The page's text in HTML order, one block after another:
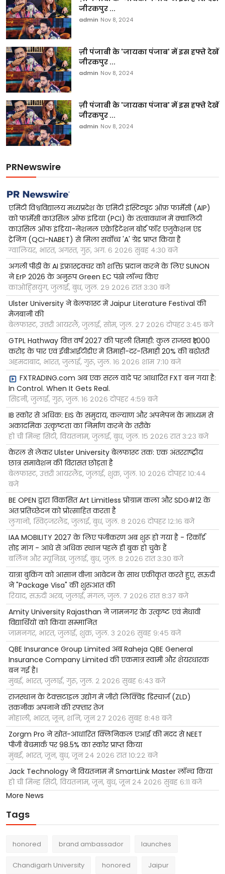
जीरकपुर ...
admin Nov 8, 2024
ज़ी पंजाबी के 'जायका पंजाब' में इस हफ्ते देखें
जीरकपुर ...
admin Nov 8, 2024
ज़ी पंजाबी के 'जायका पंजाब' में इस हफ्ते देखें
जीरकपुर ...
admin Nov 8, 2024
PRNewswire
एमिटी विश्वविद्यालय मध्यप्रदेश के एमिटी इंस्टिट्यूट ऑफ़ फार्मेसी (AIP)
को फार्मेसी काउंसिल ऑफ इंडिया (PCI) के तत्वावधान में क़्वालिटी
काउंसिल ऑफ इंडिया-नेशनल एक्रेडिटेशन बोर्ड फॉर एजुकेशन एंड
ट्रेनिंग (QCI-NABET) से मिला सर्वोच्च 'A' ग्रेड प्राप्त किया है
ग्वालियर, भारत, अगस्त, गुरू, अग. ६ २०२६ सुबह ४:३० बजे
अगली पीढ़ी के AI इंफ्रास्ट्रक्चर को शक्ति प्रदान करने के लिए SUNON
ने ErP 2026 के अनुरूप Green EC पंखे लॉन्च किए
काओह्सियुंग, जुलाई, बुध, जुल. २९ २०२६ रात ३:३० बजे
Ulster University ने बेलफास्ट में Jaipur Literature Festival की
मेजबानी की
बेलफास्ट, उत्तरी आयरलैं, जुलाई, सोम, जुल. २७ २०२६ दोपहर ३:४५ बजे
GTPL Hathway वित्त वर्ष 2027 की पहली तिमाही: कुल राजस्व ₹1,000
करोड़ के पार एवं ईबीआईटीडीए में तिमाही-दर-तिमाही 20% की बढ़ोतरी
अहमदाबाद, भारत, जुलाई, गुरू, जुल. १६ २०२६ शाम ७:१० बजे
FXTRADING.com अब एक सरल वादे पर आधारित FXT बन गया है:
In Control. When It Gets Real.
सिडनी, जुलाई, गुरू, जुल. १६ २०२६ दोपहर ४:५९ बजे
IB स्कोर से अधिक: EIS के समुदाय, कल्याण और अपनेपन के माध्यम से
अकादमिक उत्कृष्टता का निर्माण करने के तरीके
हो ची मिन्ह सिटी, वियतनाम, जुलाई, बुध, जुल. १५ २०२६ रात ३:२३ बजे
केरल से लेकर Ulster University बेलफास्ट तक: एक अंतरराष्ट्रीय
छात्र समावेशन की विरासत छोड़ता है
बेलफास्ट, उत्तरी आयरलैंड, जुलाई, शुक्र, जुल. १० २०२६ दोपहर १०:४४
बजे
BE OPEN द्वारा विकसित Art Limitless प्रोग्राम कला और SDG#12 के
अंतःप्रतिच्छेदन को प्रोत्साहित करता है
लुगानो, स्विट्जरलैंड, जुलाई, बुध, जुल. ८ २०२६ दोपहर १२:१६ बजे
IAA MOBILITY 2027 के लिए पंजीकरण अब शुरू हो गया है - रिकॉर्ड
तोड़ मांग - आधे से अधिक स्थान पहले ही बुक हो चुके हैं
बर्लिन और म्यूनिख, जुलाई, बुध, जुल. ८ २०२६ रात ३:३० बजे
यात्रा बुकिंग को आसान वीज़ा आवेदन के साथ एकीकृत करते हुए, सऊदी
ने "Package Visa" की शुरुआत की
रियाद, सऊदी अरब, जुलाई, मंगल, जुल. ७ २०२६ रात ८:३७ बजे
Amity University Rajasthan ने जामनगर के उत्कृष्ट एवं मेधावी
विद्यार्थियों को किया सम्मानित
जामनगर, भारत, जुलाई, शुक्र, जुल. ३ २०२६ सुबह ९:४५ बजे
QBE Insurance Group Limited अब Raheja QBE General
Insurance Company Limited की एकमात्र स्वामी और शेयरधारक
बन गई है।
मुंबई, भारत, जुलाई, गुरू, जुल. २ २०२६ सुबह ६:४३ बजे
राजस्थान के टेक्सटाइल उद्योग में जीरो लिक्विड डिस्चार्ज (ZLD)
तकनीक अपनाने की रफ्तार तेज
मोहाली, भारत, जून, शनि, जून २७ २०२६ सुबह ८:४८ बजे
Zorgm Pro ने स्रोत-आधारित क्लिनिकल एआई की मदद से NEET
पीजी बेंचमार्क पर 98.5% का स्कोर प्राप्त किया
मुंबई, भारत, जून, बुध, जून २४ २०२६ रात १०:२२ बजे
Jack Technology ने वियतनाम में SmartLink Master लॉन्च किया
हो ची मिन्ह सिटी, वियतनाम, जून, बुध, जून २४ २०२६ सुबह ६:११ बजे
More News
Tags
honored brand ambassador launches
Chandigarh University honored Jaipur